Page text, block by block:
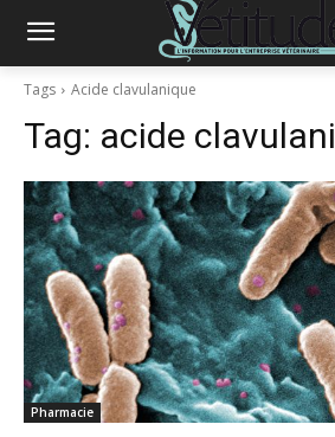
Tags Acide clavulanique
Tag: acide
Pharmacie